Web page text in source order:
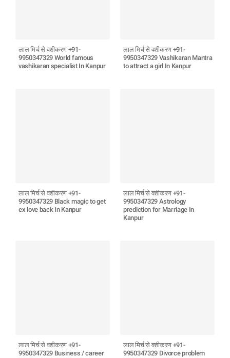
लाल मिर्च से वशीकरण +91-
9950347329 World famous
vashikaran specialist In Kanpur
लाल मिर्च से वशीकरण +91-
9950347329 Vashikaran Mantra
to attract a girl In Kanpur
लाल मिर्च से वशीकरण +91-
9950347329 Black magic to get
ex love back In Kanpur
लाल मिर्च से वशीकरण +91-
9950347329 Astrology
prediction for Marriage In
Kanpur
लाल मिर्च से वशीकरण +91-
9950347329 Business / career
लाल मिर्च से वशीकरण +91-
9950347329 Divorce problem